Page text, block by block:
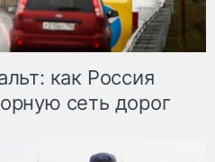
как Россия
сеть дорог